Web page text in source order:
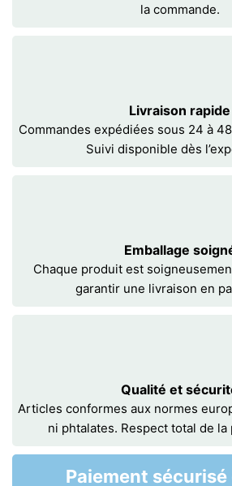
la commande.
Livraison rapide
Commandes expédiées sous 24 à
Suivi disponible dès
Emballage
Chaque produit est
garantir une livraison en
Qualité et
Articles conformes aux normes
ni phtalates. Respect total de la
Paiement